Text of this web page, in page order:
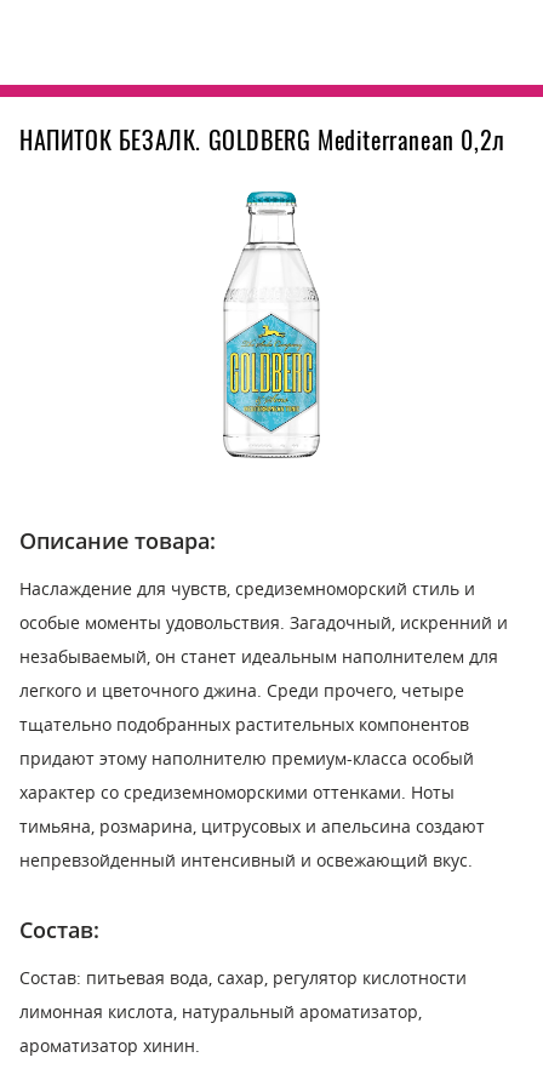
НАПИТОК БЕЗАЛК. GOLDBERG Mediterranean 0,2л
Описание товара:
Наслаждение для чувств, средиземноморский стиль и
особые моменты удовольствия. Загадочный, искренний и
незабываемый, он станет идеальным наполнителем для
легкого и цветочного джина. Среди прочего, четыре
тщательно подобранных растительных компонентов
придают этому наполнителю премиум-класса особый
характер со средиземноморскими оттенками. Ноты
тимьяна, розмарина, цитрусовых и апельсина создают
непревзойденный интенсивный и освежающий вкус.
Состав:
Состав: питьевая вода, сахар, регулятор кислотности
лимонная кислота, натуральный ароматизатор,
ароматизатор хинин.